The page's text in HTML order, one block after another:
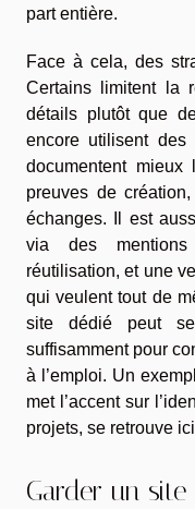
part entière.
Face à cela, des
Certains limitent la
détails plutôt que
encore utilisent des
documentent
preuves de
échanges. Il est
via des
réutilisation, et une
qui veulent tout de
site dédié peut
suffisamment pour
à l’emploi. Un
met l’accent sur
projets, se retrouve
Garder un site